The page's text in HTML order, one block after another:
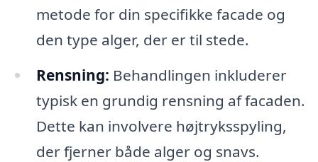
metode for din specifikke facade og
den type alger, der er til stede.
Rensning: Behandlingen inkluderer
typisk en grundig rensning af facaden.
Dette kan involvere højtryksspyling,
der fjerner både alger og snavs.